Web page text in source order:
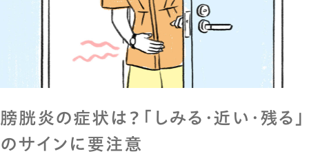
膀胱炎の症状は？「しみる・近い・残る」
のサインに要注意